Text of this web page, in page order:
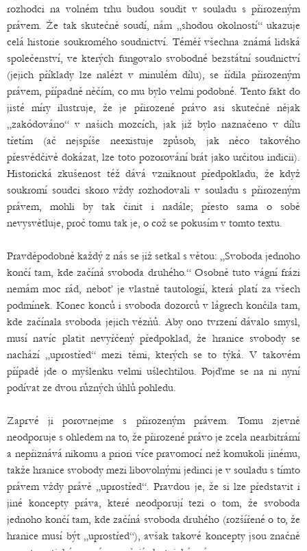
rozhodci na volném trhu budou soudit v souladu s přirozeným
právem. Že tak skutečně soudí, nám „shodou okolností“ ukazuje
celá historie soukromého soudnictví. Téměř všechna známá lidská
společenství, ve kterých fungovalo svobodné bezstátní soudnictví
(jejich příklady lze nalézt v minulém dílu), se řídila přirozeným
právem, případně něčím, co mu bylo velmi podobné. Tento fakt do
jisté míry ilustruje, že je přirozené právo asi skutečně nějak
„zakódováno“ v našich mozcích, jak již bylo naznačeno v dílu
třetím (ač nejspíše neexistuje způsob, jak něco takového
přesvědčivě dokázat, lze toto pozorování brát jako určitou indicii).
Historická zkušenost též dává vzniknout předpokladu, že když
soukromí soudci skoro vždy rozhodovali v souladu s přirozeným
právem, mohli by tak činit i nadále; přesto sama o sobě
nevysvětluje, proč tomu tak je, o což se pokusím v tomto textu.
Pravděpodobně každý z nás se již setkal s větou: „Svoboda jednoho
končí tam, kde začíná svoboda druhého.“ Osobně tuto vágní frázi
nemám moc rád, neboť je vlastně tautologií, která platí za všech
podmínek. Konec konců i svoboda dozorců v lágrech končila tam,
kde začínala svoboda jejich vězňů. Aby ono tvrzení dávalo smysl,
musí navíc platit nevyřčený předpoklad, že hranice svobody se
nachází „uprostřed“ mezi těmi, kterých se to týká. V takovém
případě jde o myšlenku velmi ušlechtilou. Pojďme se na ni nyní
podívat ze dvou různých úhlů pohledu.
Zaprvé ji porovnejme s přirozeným právem. Tomu zjevně
neodporuje s ohledem na to, že přirozené právo je zcela nearbitrární
a nepřiznává nikomu a priori více pravomocí než komukoli jinému,
takže hranice svobody mezi libovolnými jedinci je v souladu s tímto
právem vždy právě „uprostřed“. Pravdou je, že si lze představit i
jiné koncepty práva, které neodporují tezi o tom, že svoboda
jednoho končí tam, kde začíná svoboda druhého (rozšířené o to, že
hranice musí být „uprostřed“), avšak takové koncepty jsou značně